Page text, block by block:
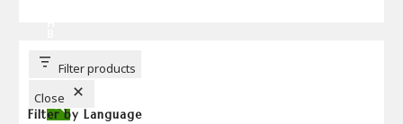
T
T
Filter products
Close
Filter by Language